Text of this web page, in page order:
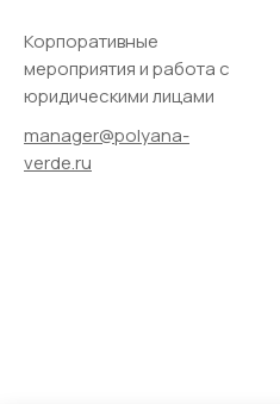
Корпоративные
мероприятия и работа с
юридическими лицами
manager@polyana-
verde.ru